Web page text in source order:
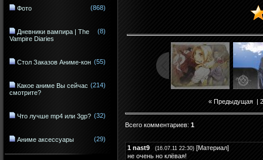
Фото (868)
Дневники вампира | The
Vampire Diaries
(8)
Стол Заказов Аниме-кон (55)
Какое аниме Вы сейчас
смотрите?
(214)
Что лучше mp4 или 3gp? (32)
Аниме аксессуары (29)
« Предыдущая |
Всего комментариев: 1
1 nast9 (16.07.11 22:30) [Материал]
не очень но клёвая!